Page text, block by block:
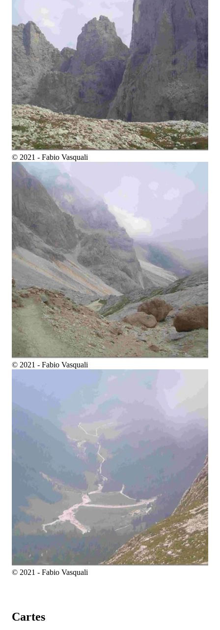
© 2021 - Fabio Vasquali
© 2021 - Fabio Vasquali
© 2021 - Fabio Vasquali
Cartes